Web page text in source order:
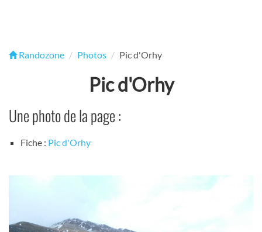
Randozone Photos Pic d'Orhy
Pic d'Orhy
Une photo de la page :
Fiche : Pic d'Orhy